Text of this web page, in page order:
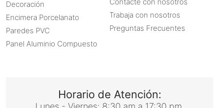
Decoración
Encimera Porcelanato
Paredes PVC
Panel Aluminio Compuesto
Trabaja con nosotros
Preguntas Frecuentes
Horario de Atención: